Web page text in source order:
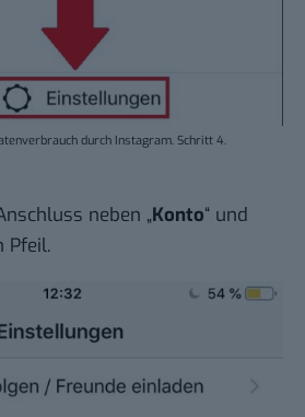
durch Instagram. Schritt 4.
neben „Konto“ und
Pfeil.